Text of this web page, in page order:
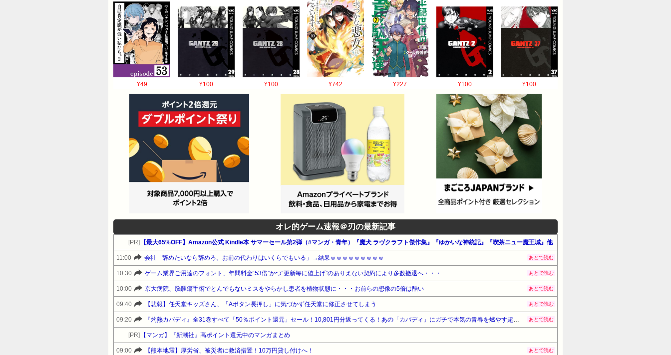
¥49 ¥100 ¥100 ¥742 ¥227 ¥100 ¥100
オレ的ゲーム速報＠刃の最新記事
[PR] 【最大65%OFF】Amazon公式 Kindle本 サマーセール第2弾（#マンガ・青年）『魔犬 ラヴクラフト傑作集』『ゆかいな神統記』『喫茶ニュー魔王城』他
11:00 会社「辞めたいなら辞めろ。お前の代わりはいくらでもいる」→結果ｗｗｗｗｗｗｗｗｗ あとで読む
10:30 ゲーム業界ご用達のフォント、年間料金“53倍”かつ“更新毎に値上げ”のありえない契約により多数撤退へ・・・ あとで読む
10:00 京大病院、脳腫瘍手術でとんでもないミスをやらかし患者を植物状態に・・・お前らの想像の5倍は酷い あとで読む
09:40 【悲報】任天堂キッズさん、「Aボタン長押し」に気づかず任天堂に修正させてしまう あとで読む
09:20 『灼熱カバディ』全31巻すべて「50％ポイント還元」セール！10,801円分返ってくる！あの「カバディ」にガチで本気の青春を燃やす超熱血作品！スポーツ漫画屈指の傑作！ あとで読む
[PR] 【マンガ】『新潮社』高ポイント還元中のマンガまとめ
09:00 【熊本地震】厚労省、被災者に救済措置！10万円貸し付けへ！ あとで読む